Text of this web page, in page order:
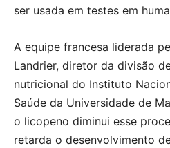
ser usada em testes em
A equipe francesa liderada
Landrier, diretor da divisão
nutricional do Instituto
Saúde da Universidade de
o licopeno diminui esse
retarda o desenvolvimento